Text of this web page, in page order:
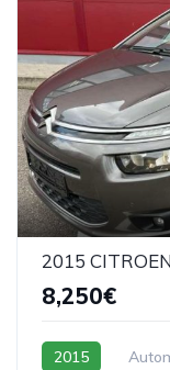
2015
8,250€
2015